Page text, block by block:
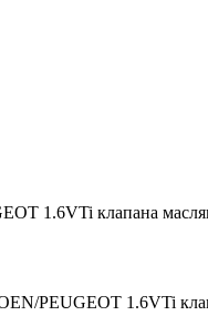
1.6VTi клапана
PEUGEOT 1.6VTi